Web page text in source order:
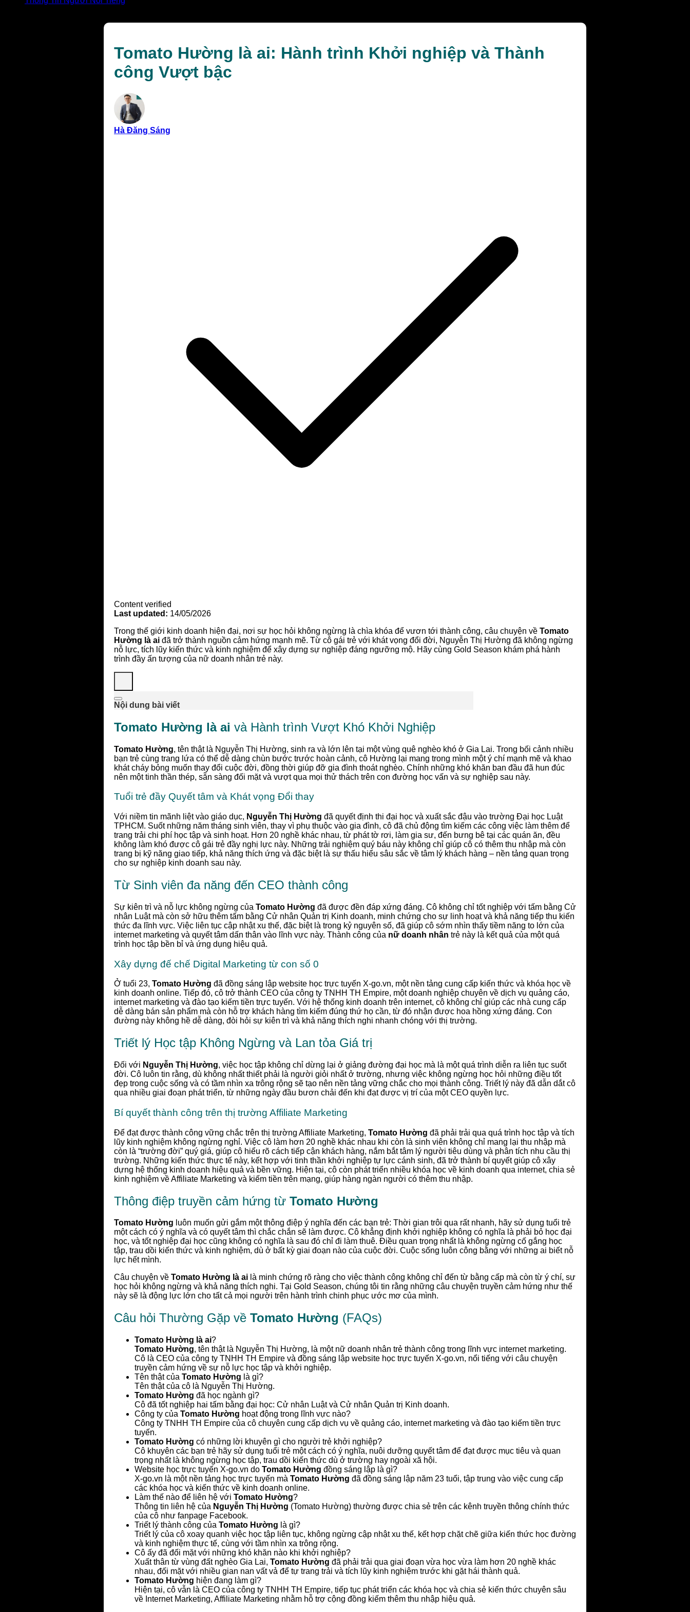
Tomato Hường là ai: Hành trình Khởi nghiệp và Thành
công Vượt bậc
Hà Đăng Sáng
Content verified
Last updated: 14/05/2026
Trong thế giới kinh doanh hiện đại, nơi sự học hỏi không ngừng là chìa khóa để vươn tới thành công, câu chuyện về Tomato
Hường là ai đã trở thành nguồn cảm hứng mạnh mẽ. Từ cô gái trẻ với khát vọng đổi đời, Nguyễn Thị Hường đã không ngừng
nỗ lực, tích lũy kiến thức và kinh nghiệm để xây dựng sự nghiệp đáng ngưỡng mộ. Hãy cùng Gold Season khám phá hành
trình đầy ấn tượng của nữ doanh nhân trẻ này.
Nội dung bài viết
Tomato Hường là ai và Hành trình Vượt Khó Khởi Nghiệp
Tomato Hường, tên thật là Nguyễn Thị Hường, sinh ra và lớn lên tại một vùng quê nghèo khó ở Gia Lai. Trong bối cảnh nhiều
bạn trẻ cùng trang lứa có thể dễ dàng chùn bước trước hoàn cảnh, cô Hường lại mang trong mình một ý chí mạnh mẽ và khao
khát cháy bỏng muốn thay đổi cuộc đời, đồng thời giúp đỡ gia đình thoát nghèo. Chính những khó khăn ban đầu đã hun đúc
nên một tinh thần thép, sẵn sàng đối mặt và vượt qua mọi thử thách trên con đường học vấn và sự nghiệp sau này.
Tuổi trẻ đầy Quyết tâm và Khát vọng Đổi thay
Với niềm tin mãnh liệt vào giáo dục, Nguyễn Thị Hường đã quyết định thi đại học và xuất sắc đậu vào trường Đại học Luật
TPHCM. Suốt những năm tháng sinh viên, thay vì phụ thuộc vào gia đình, cô đã chủ động tìm kiếm các công việc làm thêm để
trang trải chi phí học tập và sinh hoạt. Hơn 20 nghề khác nhau, từ phát tờ rơi, làm gia sư, đến bưng bê tại các quán ăn, đều
không làm khó được cô gái trẻ đầy nghị lực này. Những trải nghiệm quý báu này không chỉ giúp cô có thêm thu nhập mà còn
trang bị kỹ năng giao tiếp, khả năng thích ứng và đặc biệt là sự thấu hiểu sâu sắc về tâm lý khách hàng – nền tảng quan trọng
cho sự nghiệp kinh doanh sau này.
Từ Sinh viên đa năng đến CEO thành công
Sự kiên trì và nỗ lực không ngừng của Tomato Hường đã được đền đáp xứng đáng. Cô không chỉ tốt nghiệp với tấm bằng Cử
nhân Luật mà còn sở hữu thêm tấm bằng Cử nhân Quản trị Kinh doanh, minh chứng cho sự linh hoạt và khả năng tiếp thu kiến
thức đa lĩnh vực. Việc liên tục cập nhật xu thế, đặc biệt là trong kỷ nguyên số, đã giúp cô sớm nhìn thấy tiềm năng to lớn của
internet marketing và quyết tâm dấn thân vào lĩnh vực này. Thành công của nữ doanh nhân trẻ này là kết quả của một quá
trình học tập bền bỉ và ứng dụng hiệu quả.
Xây dựng đế chế Digital Marketing từ con số 0
Ở tuổi 23, Tomato Hường đã đồng sáng lập website học trực tuyến X-go.vn, một nền tảng cung cấp kiến thức và khóa học về
kinh doanh online. Tiếp đó, cô trở thành CEO của công ty TNHH TH Empire, một doanh nghiệp chuyên về dịch vụ quảng cáo,
internet marketing và đào tạo kiếm tiền trực tuyến. Với hệ thống kinh doanh trên internet, cô không chỉ giúp các nhà cung cấp
dễ dàng bán sản phẩm mà còn hỗ trợ khách hàng tìm kiếm đúng thứ họ cần, từ đó nhận được hoa hồng xứng đáng. Con
đường này không hề dễ dàng, đòi hỏi sự kiên trì và khả năng thích nghi nhanh chóng với thị trường.
Triết lý Học tập Không Ngừng và Lan tỏa Giá trị
Đối với Nguyễn Thị Hường, việc học tập không chỉ dừng lại ở giảng đường đại học mà là một quá trình diễn ra liên tục suốt
đời. Cô luôn tin rằng, dù không nhất thiết phải là người giỏi nhất ở trường, nhưng việc không ngừng học hỏi những điều tốt
đẹp trong cuộc sống và có tầm nhìn xa trông rộng sẽ tạo nên nền tảng vững chắc cho mọi thành công. Triết lý này đã dẫn dắt cô
qua nhiều giai đoạn phát triển, từ những ngày đầu bươn chải đến khi đạt được vị trí của một CEO quyền lực.
Bí quyết thành công trên thị trường Affiliate Marketing
Để đạt được thành công vững chắc trên thị trường Affiliate Marketing, Tomato Hường đã phải trải qua quá trình học tập và tích
lũy kinh nghiệm không ngừng nghỉ. Việc cô làm hơn 20 nghề khác nhau khi còn là sinh viên không chỉ mang lại thu nhập mà
còn là “trường đời” quý giá, giúp cô hiểu rõ cách tiếp cận khách hàng, nắm bắt tâm lý người tiêu dùng và phân tích nhu cầu thị
trường. Những kiến thức thực tế này, kết hợp với tinh thần khởi nghiệp tự lực cánh sinh, đã trở thành bí quyết giúp cô xây
dựng hệ thống kinh doanh hiệu quả và bền vững. Hiện tại, cô còn phát triển nhiều khóa học về kinh doanh qua internet, chia sẻ
kinh nghiệm về Affiliate Marketing và kiếm tiền trên mạng, giúp hàng ngàn người có thêm thu nhập.
Thông điệp truyền cảm hứng từ Tomato Hường
Tomato Hường luôn muốn gửi gắm một thông điệp ý nghĩa đến các bạn trẻ: Thời gian trôi qua rất nhanh, hãy sử dụng tuổi trẻ
một cách có ý nghĩa và có quyết tâm thì chắc chắn sẽ làm được. Cô khẳng định khởi nghiệp không có nghĩa là phải bỏ học đại
học, và tốt nghiệp đại học cũng không có nghĩa là sau đó chỉ đi làm thuê. Điều quan trọng nhất là không ngừng cố gắng học
tập, trau dồi kiến thức và kinh nghiệm, dù ở bất kỳ giai đoạn nào của cuộc đời. Cuộc sống luôn công bằng với những ai biết nỗ
lực hết mình.
Câu chuyện về Tomato Hường là ai là minh chứng rõ ràng cho việc thành công không chỉ đến từ bằng cấp mà còn từ ý chí, sự
học hỏi không ngừng và khả năng thích nghi. Tại Gold Season, chúng tôi tin rằng những câu chuyện truyền cảm hứng như thế
này sẽ là động lực lớn cho tất cả mọi người trên hành trình chinh phục ước mơ của mình.
Câu hỏi Thường Gặp về Tomato Hường (FAQs)
Tomato Hường là ai?
Tomato Hường, tên thật là Nguyễn Thị Hường, là một nữ doanh nhân trẻ thành công trong lĩnh vực internet marketing.
Cô là CEO của công ty TNHH TH Empire và đồng sáng lập website học trực tuyến X-go.vn, nổi tiếng với câu chuyện
truyền cảm hứng về sự nỗ lực học tập và khởi nghiệp.
Tên thật của Tomato Hường là gì?
Tên thật của cô là Nguyễn Thị Hường.
Tomato Hường đã học ngành gì?
Cô đã tốt nghiệp hai tấm bằng đại học: Cử nhân Luật và Cử nhân Quản trị Kinh doanh.
Công ty của Tomato Hường hoạt động trong lĩnh vực nào?
Công ty TNHH TH Empire của cô chuyên cung cấp dịch vụ về quảng cáo, internet marketing và đào tạo kiếm tiền trực
tuyến.
Tomato Hường có những lời khuyên gì cho người trẻ khởi nghiệp?
Cô khuyên các bạn trẻ hãy sử dụng tuổi trẻ một cách có ý nghĩa, nuôi dưỡng quyết tâm để đạt được mục tiêu và quan
trọng nhất là không ngừng học tập, trau dồi kiến thức dù ở trường hay ngoài xã hội.
Website học trực tuyến X-go.vn do Tomato Hường đồng sáng lập là gì?
X-go.vn là một nền tảng học trực tuyến mà Tomato Hường đã đồng sáng lập năm 23 tuổi, tập trung vào việc cung cấp
các khóa học và kiến thức về kinh doanh online.
Làm thế nào để liên hệ với Tomato Hường?
Thông tin liên hệ của Nguyễn Thị Hường (Tomato Hường) thường được chia sẻ trên các kênh truyền thông chính thức
của cô như fanpage Facebook.
Triết lý thành công của Tomato Hường là gì?
Triết lý của cô xoay quanh việc học tập liên tục, không ngừng cập nhật xu thế, kết hợp chặt chẽ giữa kiến thức học đường
và kinh nghiệm thực tế, cùng với tầm nhìn xa trông rộng.
Cô ấy đã đối mặt với những khó khăn nào khi khởi nghiệp?
Xuất thân từ vùng đất nghèo Gia Lai, Tomato Hường đã phải trải qua giai đoạn vừa học vừa làm hơn 20 nghề khác
nhau, đối mặt với nhiều gian nan vất vả để tự trang trải và tích lũy kinh nghiệm trước khi gặt hái thành quả.
Tomato Hường hiện đang làm gì?
Hiện tại, cô vẫn là CEO của công ty TNHH TH Empire, tiếp tục phát triển các khóa học và chia sẻ kiến thức chuyên sâu
về Internet Marketing, Affiliate Marketing nhằm hỗ trợ cộng đồng kiếm thêm thu nhập hiệu quả.